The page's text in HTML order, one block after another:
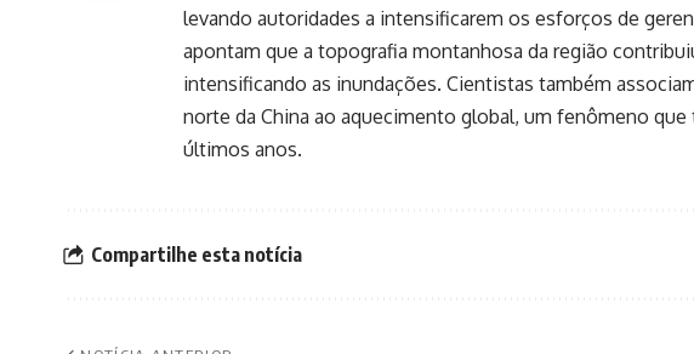
levando autoridades a intensificarem os esforços de
apontam que a topografia montanhosa da região
intensificando as inundações. Cientistas também
norte da China ao aquecimento global, um fenômeno
últimos anos.
Compartilhe esta notícia